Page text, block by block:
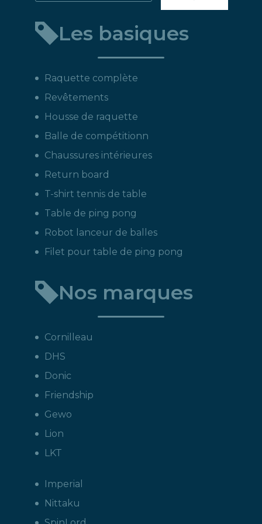
produit
:
Les basiques
Raquette complète
Revêtements
Housse de raquette
Balle de compétitionn
Chaussures intérieures
Return board
T-shirt tennis de table
Table de ping pong
Robot lanceur de balles
Filet pour table de ping pong
Nos marques
Cornilleau
DHS
Donic
Friendship
Gewo
Lion
LKT
Imperial
Nittaku